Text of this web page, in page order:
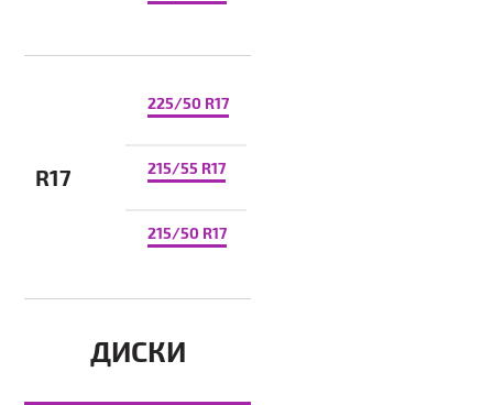
R17
225/50 R17
215/55 R17
215/50 R17
ДИСКИ